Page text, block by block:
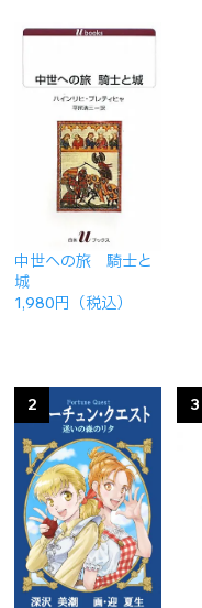
中世への旅 騎士と
城
1,980円（税込）
2 3